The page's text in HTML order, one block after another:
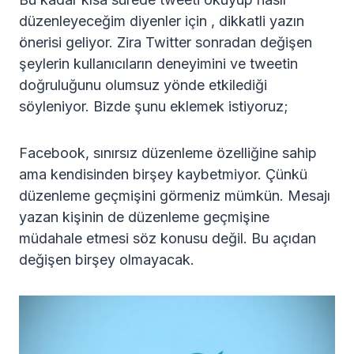
düzenleyeceğim diyenler için , dikkatli yazın
önerisi geliyor. Zira Twitter sonradan değişen
şeylerin kullanıcıların deneyimini ve tweetin
doğruluğunu olumsuz yönde etkilediği
söyleniyor. Bizde şunu eklemek istiyoruz;
Facebook, sınırsız düzenleme özelliğine sahip
ama kendisinden birşey kaybetmiyor. Çünkü
düzenleme geçmişini görmeniz mümkün. Mesajı
yazan kişinin de düzenleme geçmişine
müdahale etmesi söz konusu değil. Bu açıdan
değişen birşey olmayacak.